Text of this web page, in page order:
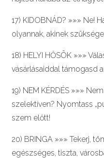
17) KIDOBNÁD? »»» Ne!
olyannak, akinek
18) HELYI HŐSÖK »»»
vásárlásaiddal támogasd
19) NEM KÉRDÉS »»»
szelektíven? Nyomtass
szem előtt!
20) BRINGA »»» Tekerj,
egészséges, tiszta,